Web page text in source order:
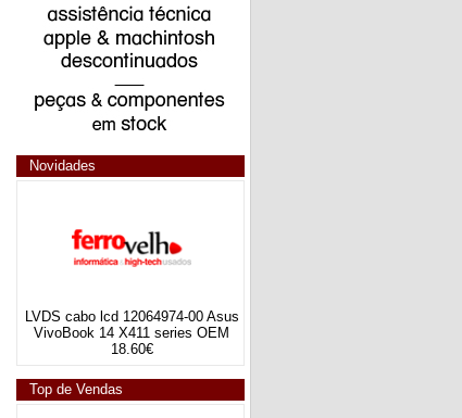
Novidades
LVDS cabo lcd 12064974-00 Asus
VivoBook 14 X411 series OEM
18.60€
Top de Vendas